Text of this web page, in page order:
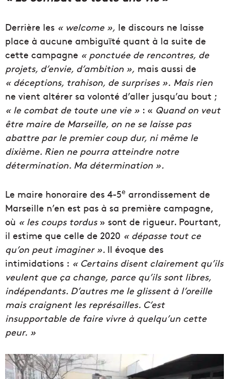
Derrière les « welcome », le discours ne laisse
place à aucune ambiguïté quant à la suite de
cette campagne « ponctuée de rencontres, de
projets, d’envie, d’ambition », mais aussi de
« déceptions, trahison, de surprises ». Mais rien
ne vient altérer sa volonté d’aller jusqu’au bout ;
« le combat de toute une vie » : « Quand on veut
être maire de Marseille, on ne se laisse pas
abattre par le premier coup dur, ni même le
dixième. Rien ne pourra atteindre notre
détermination. Ma détermination ».
Le maire honoraire des 4-5e arrondissement de
Marseille n’en est pas à sa première campagne,
où « les coups tordus » sont de rigueur. Pourtant,
il estime que celle de 2020 « dépasse tout ce
qu’on peut imaginer ». Il évoque des
intimidations : « Certains disent clairement qu’ils
veulent que ça change, parce qu’ils sont libres,
indépendants. D’autres me le glissent à l’oreille
mais craignent les représailles. C’est
insupportable de faire vivre à quelqu’un cette
peur. »